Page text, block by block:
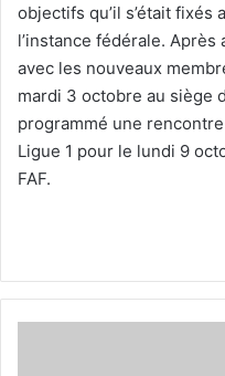
objectifs qu’il s’était fixés
l’instance fédérale.
avec les nouveaux
mardi 3 octobre au siège
programmé une
Ligue 1 pour le lundi 9
FAF.